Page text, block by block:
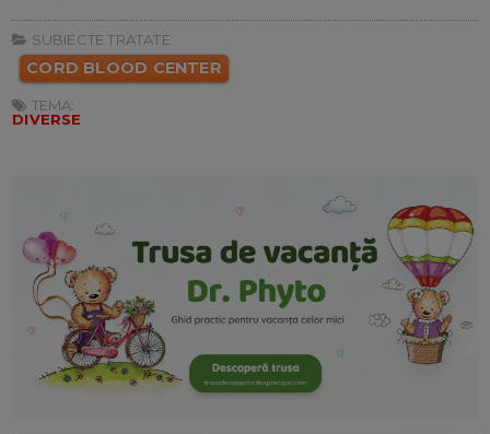
SUBIECTE TRATATE:
CORD BLOOD CENTER
TEMA:
DIVERSE